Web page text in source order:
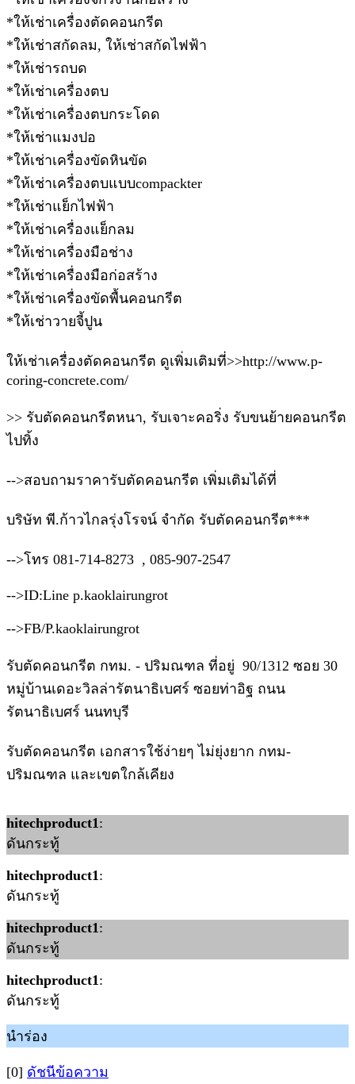
*ให้เช่าเครื่องตัดคอนกรีต
*ให้เช่าสกัดลม, ให้เช่าสกัดไฟฟ้า
*ให้เช่ารถบด
*ให้เช่าเครื่องตบ
*ให้เช่าเครื่องตบกระโดด
*ให้เช่าแมงปอ
*ให้เช่าเครื่องขัดหินขัด
*ให้เช่าเครื่องตบแบบcompackter
*ให้เช่าแย็กไฟฟ้า
*ให้เช่าเครื่องแย็กลม
*ให้เช่าเครื่องมือช่าง
*ให้เช่าเครื่องมือก่อสร้าง
*ให้เช่าเครื่องขัดพื้นคอนกรีต
*ให้เช่าวายจี้ปูน
ให้เช่าเครื่องตัดคอนกรีต ดูเพิ่มเติมที่>>http://www.p-
coring-concrete.com/
>> รับตัดคอนกรีตหนา, รับเจาะคอริ่ง รับขนย้ายคอนกรีต
ไปทิ้ง
-->สอบถามราคารับตัดคอนกรีต เพิ่มเติมได้ที่
บริษัท พี.ก้าวไกลรุ่งโรจน์ จำกัด รับตัดคอนกรีต***
-->โทร 081-714-8273 , 085-907-2547
-->ID:Line p.kaoklairungrot
-->FB/P.kaoklairungrot
รับตัดคอนกรีต กทม. - ปริมณฑล ที่อยู่ 90/1312 ซอย 30
หมู่บ้านเดอะวิลล่ารัตนาธิเบศร์ ซอยท่าอิฐ ถนน
รัตนาธิเบศร์ นนทบุรี
รับตัดคอนกรีต เอกสารใช้ง่ายๆ ไม่ยุ่งยาก กทม-
ปริมณฑล และเขตใกล้เคียง
hitechproduct1:
ดันกระทู้
hitechproduct1:
ดันกระทู้
hitechproduct1:
ดันกระทู้
hitechproduct1:
ดันกระทู้
นำร่อง
[0] ดัชนีข้อความ